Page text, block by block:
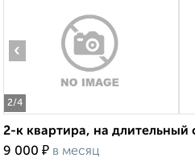
2/4
‹
2-к квартира, на длительный
9 000 ₽ в месяц